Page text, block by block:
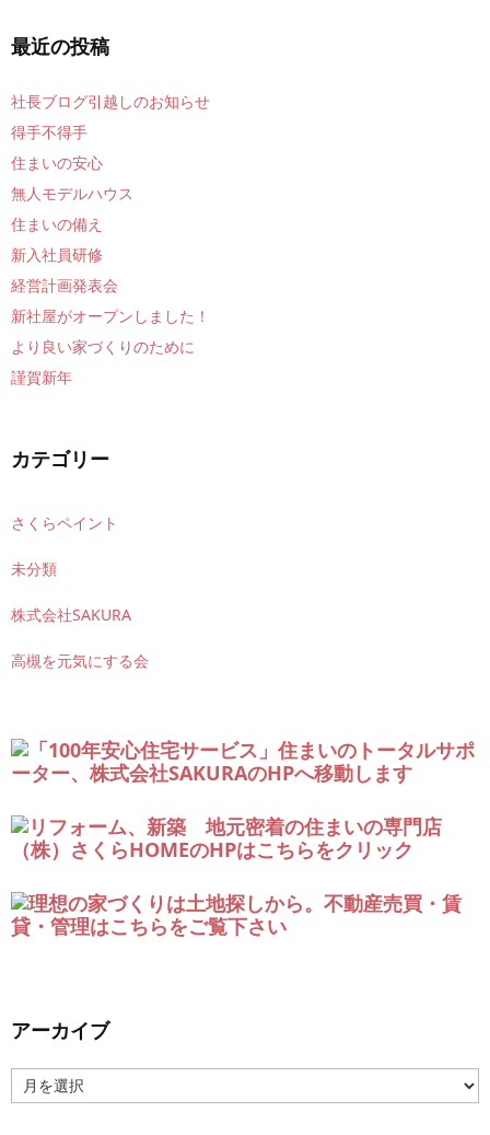
最近の投稿
社長ブログ引越しのお知らせ
得手不得手
住まいの安心
無人モデルハウス
住まいの備え
新入社員研修
経営計画発表会
新社屋がオープンしました！
より良い家づくりのために
謹賀新年
カテゴリー
さくらペイント
未分類
株式会社SAKURA
高槻を元気にする会
アーカイブ
ー